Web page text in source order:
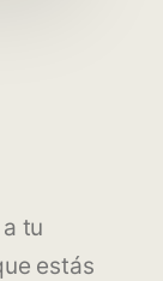
tu
estás